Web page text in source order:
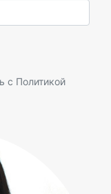
с Политикой